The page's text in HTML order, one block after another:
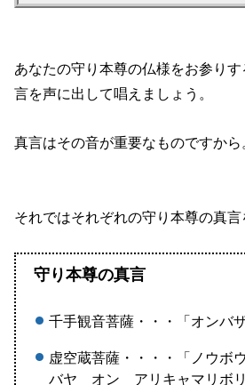
あなたの守り本尊の仏様をお参り
言を声に出して唱えましょう。
真言はその音が重要なものですから
それではそれぞれの守り本尊の真言
守り本尊の真言
千手観音菩薩・・・「オンバ
虚空蔵菩薩・・・・「ノウ
バヤ オン アリキャマリボリ